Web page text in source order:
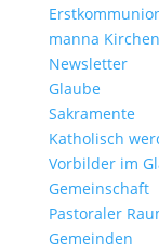
manna
News­letter
Glaube
Sakra­mente
Katho­lisch
Vorbilder im
Gemein­schaft
Pasto­raler
Gemeinden